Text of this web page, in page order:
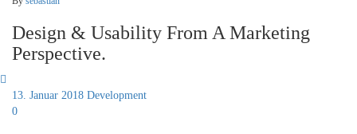
Design & Usability From A Marketing
Perspective.
13. Januar 2018 Development
0